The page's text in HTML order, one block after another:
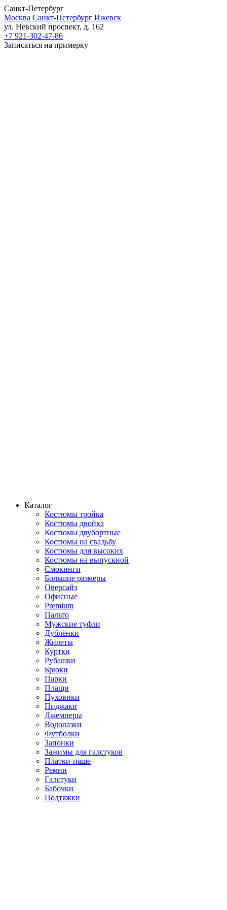
Санкт-Петербург
Москва Санкт-Петербург Ижевск
ул. Невский проспект, д. 162
+7 921-302-47-86
Записаться на примерку
Каталог
Костюмы тройка
Костюмы двойка
Костюмы двубортные
Костюмы на свадьбу
Костюмы для высоких
Костюмы на выпускной
Смокинги
Большие размеры
Оверсайз
Офисные
Premium
Пальто
Мужские туфли
Дублёнки
Жилеты
Куртки
Рубашки
Брюки
Парки
Плащи
Пуховики
Пиджаки
Джемперы
Водолазки
Футболки
Запонки
Зажимы для галстуков
Платки-паше
Ремни
Галстуки
Бабочки
Подтяжки